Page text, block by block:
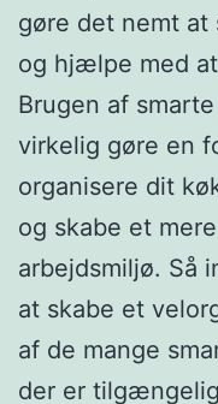
gøre det nemt at
og hjælpe med
Brugen af
virkelig gøre en
organisere dit
og skabe et
arbejdsmiljø. Så
at skabe et
af de mange
der er